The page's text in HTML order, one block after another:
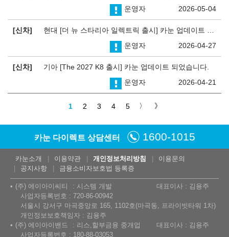
2026-05-04
운영자
신차
2026-04-27
운영자
신차
기아 [The 2027 K8 출시] 카눈 업데이트 되었습니다.
2026-04-21
운영자
1 2 3 4 5
카눈 다이렉트 상담센터 1600-1015
카눈소개 이용약관 개인정보처리방침
이용문의
공지사항
금융소비자보호법 등록증
(주) 에이아이씨티 시스템 개발
대표이사 : 김용주
사업자등록번호 : 720-86-00942
서울시 강서구 마곡중앙로 165, 1102호(마곡동, 프라이빗타워 1차)
개인정보보호책임자 : 김용주
(주) 에이아이밴드
리스,할부금융 중개업
대표이사 : 김용주
사업자등록번호 : 180-88-03053